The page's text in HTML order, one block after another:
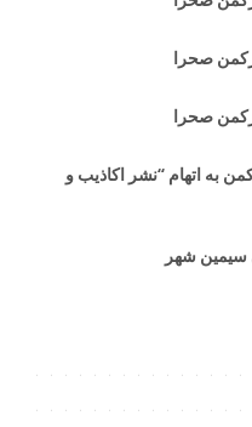
صحرا
صحرا
به اتهام “نشر اکاذیب و
سیمین شهر